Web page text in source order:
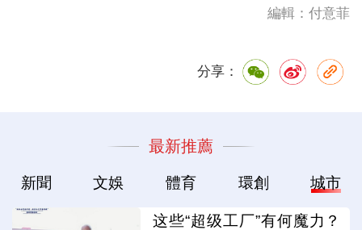
編輯：付意菲
分享：
最新推薦
新聞 文娛 體育 環創 城市
这些“超级工厂”有何魔力？